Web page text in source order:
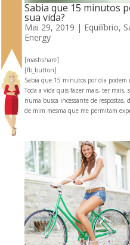
Sabia que 15 minutos
sua vida?
Mai 29, 2019 | Equilíbrio,
Energy
[mashshare]
[fb_button]
Sabia que 15 minutos por dia
Toda a vida quis fazer mais, ter mais,
numa busca incessante de
de mim mesma que me permitam